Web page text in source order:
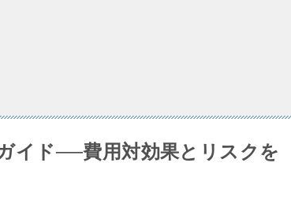
イド──費用対効果とリスクを